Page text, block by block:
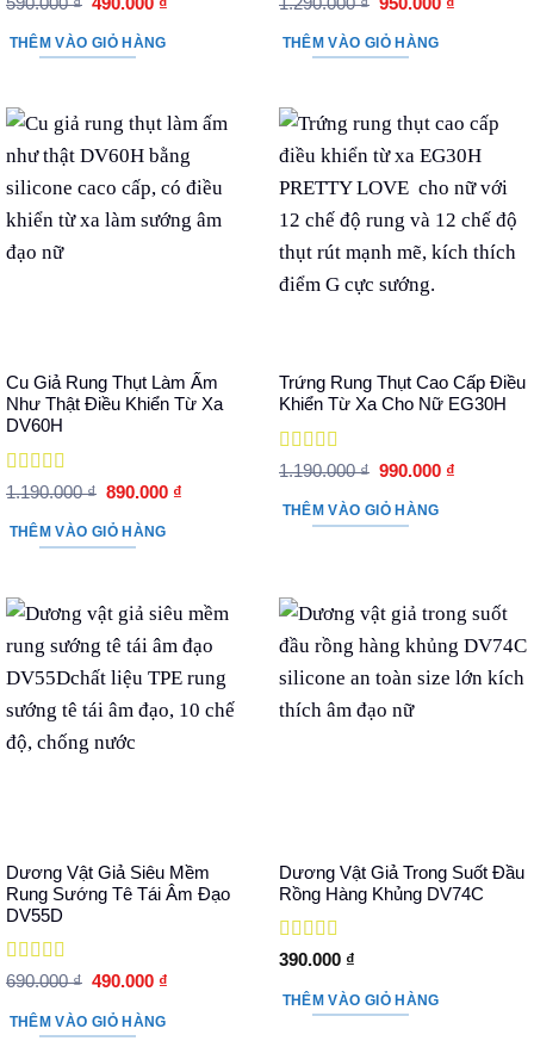
là:
590.000 ₫.
THÊM VÀO GIỎ HÀNG
là:
1.290.000 ₫.
THÊM VÀO GIỎ HÀNG
Cu Giả Rung Thụt Làm Ấm
Như Thật Điều Khiển Từ Xa
DV60H
Được xếp
1.190.000₫ Giá
là:
1.190.000 ₫.
890.000 ₫
THÊM VÀO GIỎ HÀNG
Trứng Rung Thụt Cao Cấp Điều
Khiển Từ Xa Cho Nữ EG30H
Được xếp
1.190.000₫ Giá
là:
1.190.000 ₫.
990.000 ₫
THÊM VÀO GIỎ HÀNG
Dương Vật Giả Siêu Mềm
Rung Sướng Tê Tái Âm Đạo
DV55D
Được xếp
690.000₫ Giá
là:
690.000 ₫.
490.000 ₫
THÊM VÀO GIỎ HÀNG
Dương Vật Giả Trong Suốt Đầu
Rồng Hàng Khủng DV74C
Được xếp
390.000 ₫
THÊM VÀO GIỎ HÀNG